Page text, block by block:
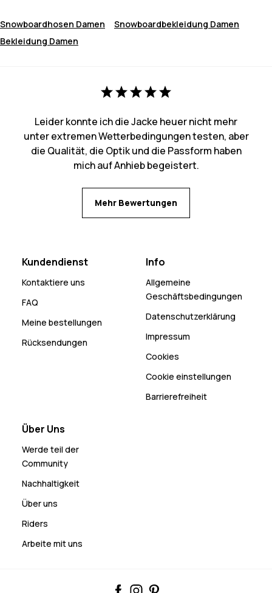
Snowboardhosen Damen
Snowboardbekleidung Damen
Bekleidung Damen
Leider konnte ich die Jacke heuer nicht mehr
unter extremen Wetterbedingungen testen, aber
die Qualität, die Optik und die Passform haben
mich auf Anhieb begeistert.
Mehr Bewertungen
Kundendienst
Kontaktiere uns
FAQ
Meine bestellungen
Rücksendungen
Info
Allgemeine
Geschäftsbedingungen
Datenschutzerklärung
Impressum
Cookies
Cookie einstellungen
Barrierefreiheit
Über Uns
Werde teil der
Community
Nachhaltigkeit
Über uns
Riders
Arbeite mit uns